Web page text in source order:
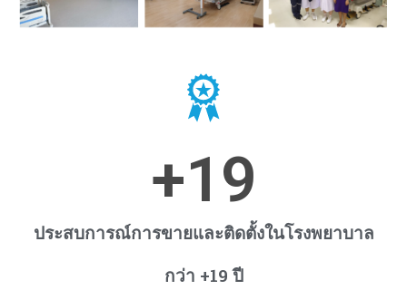
+19
ประสบการณ์การขายและติดตั้งในโรงพยาบาล
กว่า +19 ปี